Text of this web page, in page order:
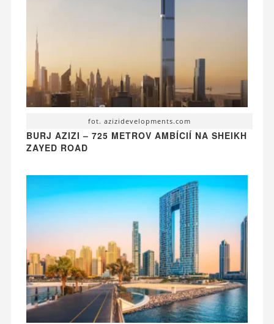
fot. azizidevelopments.com
BURJ AZIZI – 725 METROV AMBÍCIÍ NA SHEIKH
ZAYED ROAD